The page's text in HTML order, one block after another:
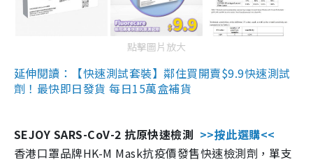
點擊圖片放大
延伸閱讀：【快速測試套裝】鄰住買開賣$9.9快速測試
劑！最快即日發貨 每日15萬盒補貨
SEJOY SARS-CoV-2 抗原快速檢測 >>按此選購<<
香港口罩品牌HK-M Mask抗疫價發售快速檢測劑，單支